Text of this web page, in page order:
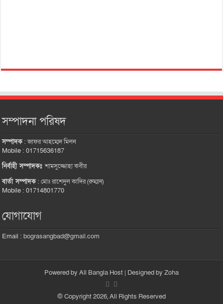
সম্পাদনা পরিষদ
সম্পাদক:জাফর আহম্মেদ মিলন
Mobile : 01715636187
নির্বাহী সম্পাদকঃশামসুজ্জোহা কবীর
বার্তা সম্পাদক:মোঃ রাশেদুল কাদির (রুম্মান)
Mobile : 01714801770
যোগাযোগ
Email :bograsangbad@gmail.com
Powered by All Bangla Host | Designed by Zoha
© Copyright 2026, All Rights Reserved